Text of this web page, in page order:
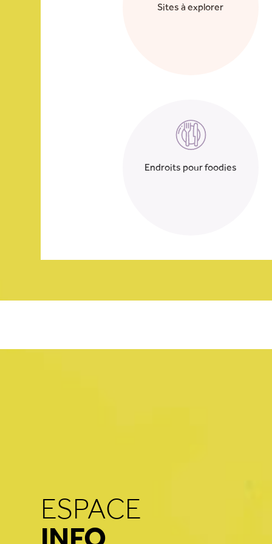
Sites à explorer
Endroits pour foodies
ESPACE